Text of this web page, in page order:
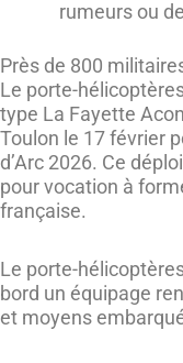
rumeurs ou
Près de 800
Le porte-
type La Fayette
Toulon le 17 février
d’Arc 2026. Ce
pour vocation à
française.
Le porte-
bord un équipage
et moyens